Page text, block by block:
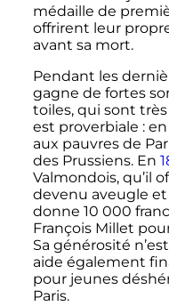
médaille de
offrirent leur
avant sa mort.
Pendant les
gagne de fortes
toiles, qui sont
est proverbiale : en
aux pauvres de
des Prussiens. En
Valmondois, qu’il
devenu aveugle et
donne 10 000
François Millet
Sa générosité
aide également
pour jeunes
Paris.